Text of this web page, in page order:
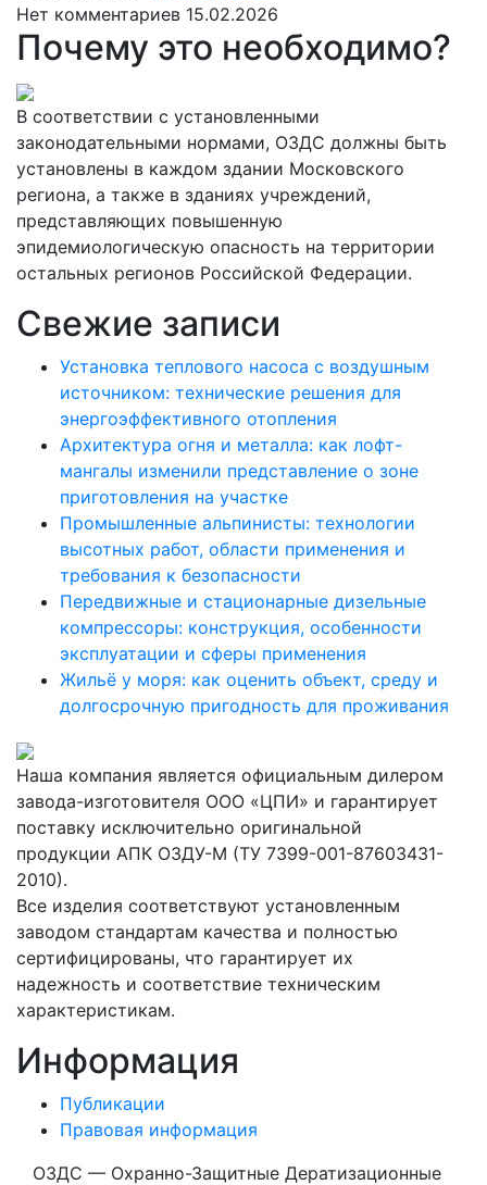
далее
Нет комментариев 15.02.2026
Почему это необходимо?
В соответствии с установленными
законодательными нормами, ОЗДС должны быть
установлены в каждом здании Московского
региона, а также в зданиях учреждений,
представляющих повышенную
эпидемиологическую опасность на территории
остальных регионов Российской Федерации.
Свежие записи
Установка теплового насоса с воздушным
источником: технические решения для
энергоэффективного отопления
Архитектура огня и металла: как лофт-
мангалы изменили представление о зоне
приготовления на участке
Промышленные альпинисты: технологии
высотных работ, области применения и
требования к безопасности
Передвижные и стационарные дизельные
компрессоры: конструкция, особенности
эксплуатации и сферы применения
Жильё у моря: как оценить объект, среду и
долгосрочную пригодность для проживания
Наша компания является официальным дилером
завода-изготовителя ООО «ЦПИ» и гарантирует
поставку исключительно оригинальной
продукции АПК ОЗДУ-М (ТУ 7399-001-87603431-
2010).
Все изделия соответствуют установленным
заводом стандартам качества и полностью
сертифицированы, что гарантирует их
надежность и соответствие техническим
характеристикам.
Информация
Публикации
Правовая информация
ОЗДС — Охранно-Защитные Дератизационные